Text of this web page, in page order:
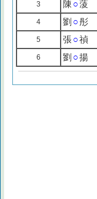
3 陳 ○蔆
4 劉 ○彤
5 張○禎
6 劉 ○揚